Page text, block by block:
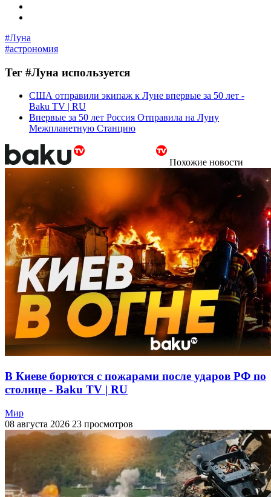
#Луна
#астрономия
Тег #Луна используется
США отправили экипаж к Луне впервые за 50 лет -
Baku TV | RU
Впервые за 50 лет Россия Отправила на Луну
Межпланетную Станцию
Похожие новости
В Киеве борются с пожарами после ударов РФ по
столице - Baku TV | RU
Мир
08 августа 2026 23 просмотров